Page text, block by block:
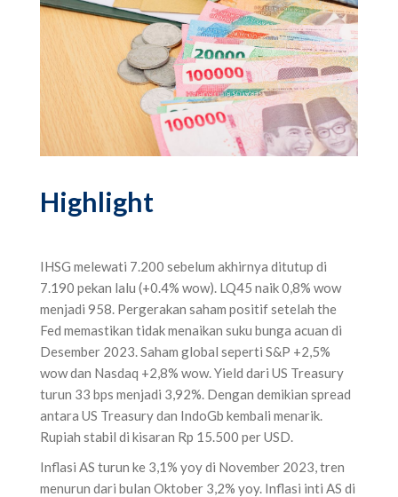
Highlight ‌
IHSG melewati 7.200 sebelum akhirnya ditutup di
7.190 pekan lalu (+0.4% wow). LQ45 naik 0,8% wow
menjadi 958. Pergerakan saham positif setelah the
Fed memastikan tidak menaikan suku bunga acuan di
Desember 2023. Saham global seperti S&P +2,5%
wow dan Nasdaq +2,8% wow. Yield dari US Treasury
turun 33 bps menjadi 3,92%. Dengan demikian spread
antara US Treasury dan IndoGb kembali menarik.
Rupiah stabil di kisaran Rp 15.500 per USD.
Inflasi AS turun ke 3,1% yoy di November 2023, tren
menurun dari bulan Oktober 3,2% yoy. Inflasi inti AS di